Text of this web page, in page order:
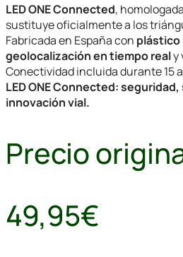
LED ONE Connected,
sustituye oficialmente a los
Fabricada en España con plástico
geolocalización en tiempo realy
Conectividad incluida durante 15
LED ONE Connected:
innovación vial.
Precio
49,95€